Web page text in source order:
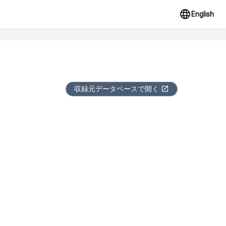
English
収録元データベースで開く